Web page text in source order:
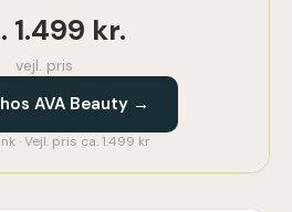
1.499 kr.
vejl. pris
AVA Beauty →
· Vejl. pris ca. 1.499 kr